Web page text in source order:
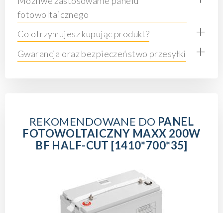
fotowoltaicznego
Co otrzymujesz kupując produkt? +
Gwarancja oraz bezpieczeństwo przesyłki +
REKOMENDOWANE DO PANEL
FOTOWOLTAICZNY MAXX 200W
BF HALF-CUT [1410*700*35]